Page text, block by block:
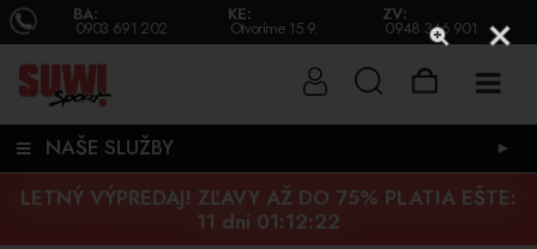
BA:
0903 691 202
KE:
Otvoríme 15.9.
ZV:
0948 346 901
NAŠE SLUŽBY ►
LETNÝ VÝPREDAJ! ZĽAVY AŽ DO 75% PLATIA EŠTE:
11 dni 01:12:21